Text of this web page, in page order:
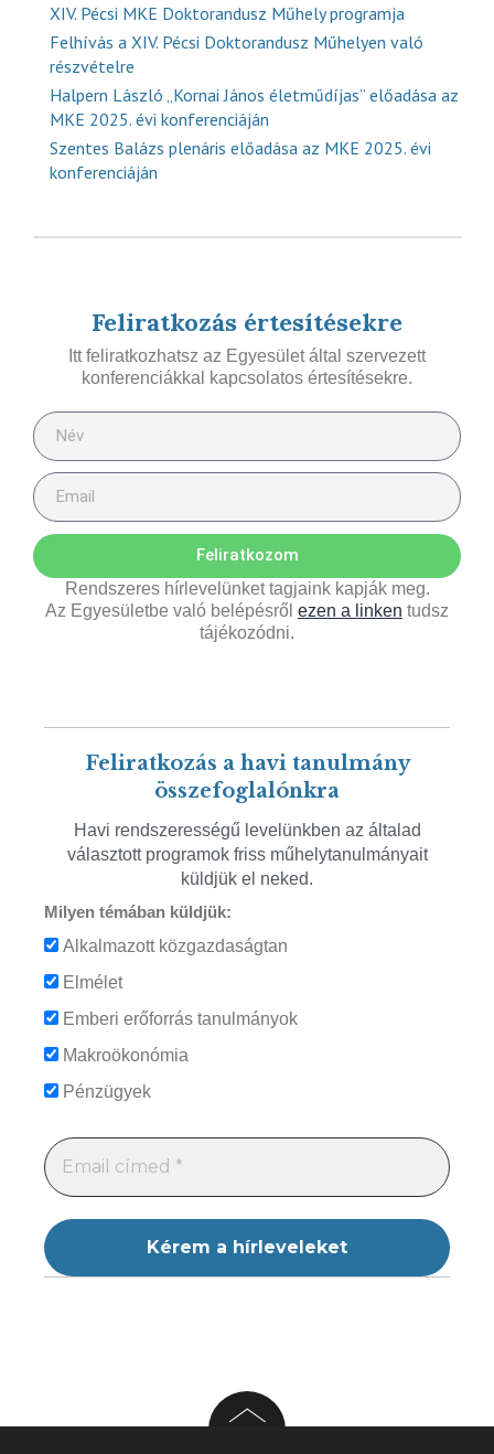
XIV. Pécsi MKE Doktorandusz Műhely programja
Felhívás a XIV. Pécsi Doktorandusz Műhelyen való
részvételre
Halpern László „Kornai János életműdíjas” előadása az
MKE 2025. évi konferenciáján
Szentes Balázs plenáris előadása az MKE 2025. évi
konferenciáján
Feliratkozás értesítésekre
Itt feliratkozhatsz az Egyesület által szervezett
konferenciákkal kapcsolatos értesítésekre.
Feliratkozom
Rendszeres hírlevelünket tagjaink kapják meg.
Az Egyesületbe való belépésről ezen a linken tudsz
tájékozódni.
Feliratkozás a havi tanulmány
összefoglalónkra
Havi rendszerességű levelünkben az általad
választott programok friss műhelytanulmányait
küldjük el neked.
Milyen témában küldjük:
Alkalmazott közgazdaságtan
Elmélet
Emberi erőforrás tanulmányok
Makroökonómia
Pénzügyek